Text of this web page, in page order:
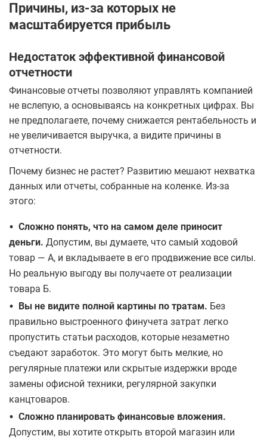
Причины, из-за которых не
масштабируется прибыль
Недостаток эффективной финансовой
отчетности
Финансовые отчеты позволяют управлять компанией
не вслепую, а основываясь на конкретных цифрах. Вы
не предполагаете, почему снижается рентабельность и
не увеличивается выручка, а видите причины в
отчетности.
Почему бизнес не растет? Развитию мешают нехватка
данных или отчеты, собранные на коленке. Из-за
этого:
• Сложно понять, что на самом деле приносит
деньги. Допустим, вы думаете, что самый ходовой
товар — А, и вкладываете в его продвижение все силы.
Но реальную выгоду вы получаете от реализации
товара Б.
• Вы не видите полной картины по тратам. Без
правильно выстроенного финучета затрат легко
пропустить статьи расходов, которые незаметно
съедают заработок. Это могут быть мелкие, но
регулярные платежи или скрытые издержки вроде
замены офисной техники, регулярной закупки
канцтоваров.
• Сложно планировать финансовые вложения.
Допустим, вы хотите открыть второй магазин или